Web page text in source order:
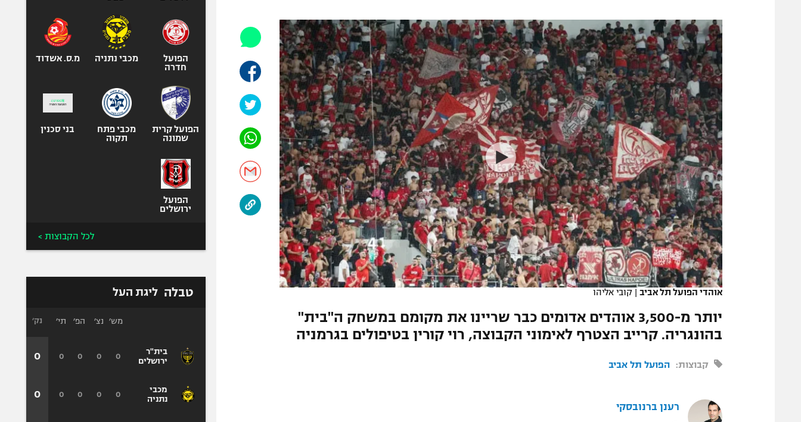
תקנון משתתפים וזוכים בפרסים
תקנון עבור פעילות אלקטרה
תקנון עבור פעילות ספורט 1 – "מרלן"
טניס
גיימינג E-Sports
תנאי שימוש
מדיניות פרטיות
תקנון פעילות ספורט 1
רשיון להקרנה פומבית לבית עסק
הצטרפות לחבילת הערוצים
לוח דרושים – ג'ובנט
תגיות
המגזין
הפועל תל אביב
הפועל חיפה
הפועל באר שבע
מכבי נתניה
בני יהודה
ליגה סינית
ליגה ברזילאית
ליגות נוספות
אופניים
ספורט מוטורי
כדורמים
בייסבול MLB
ספורט אתגרי
אומנויות לחימה
אוהדי הפועל תל אביב | קובי אליהו
יותר מ-3,500 אוהדים אדומים כבר שריינו את מקומם במשחק ה"בית"
בהונגריה. קרייב הצטרף לאימוני הקבוצה, רוי קורין בטיפולים בגרמניה
קבוצות: הפועל תל אביב
רענן ברנובסקי
הפועל
חדרה
מכבי נתניה מ.ס. אשדוד
הפועל קרית
שמונה
מכבי פתח
תקוה
בני סכנין
הפועל
ירושלים
לכל הקבוצות >
טבלה ליגת העל
בית"ר
ירושלים
מכבי
נתניה
מש׳ נצ׳ הפ׳ תי׳
0
0
0
0
0
0
0
0
נק׳
0
0